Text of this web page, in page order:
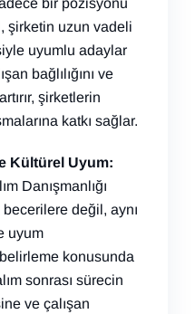
bir pozisyonu
şirketin uzun vadeli
uyumlu adaylar
bağlılığını ve
şirketlerin
katkı sağlar.
Kültürel Uyum:
Danışmanlığı
değil, aynı
uyum
konusunda
sonrası sürecin
ve çalışan